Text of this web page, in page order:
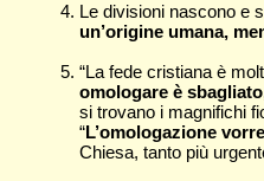
Le divisioni nascono e
un’origine umana,
“La fede cristiana è
omologare è
si trovano i magnifichi
“L’omologazione
Chiesa, tanto più